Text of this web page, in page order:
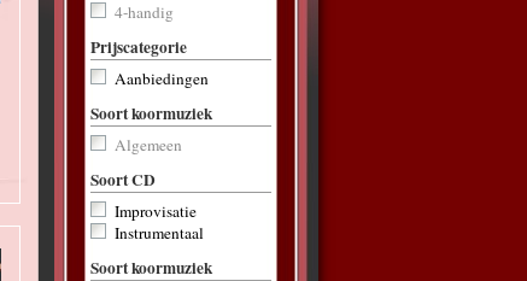
4-handig
Prijscategorie
Aanbiedingen
Soort koormuziek
Algemeen
Soort CD
Improvisatie
Instrumentaal
Soort koormuziek